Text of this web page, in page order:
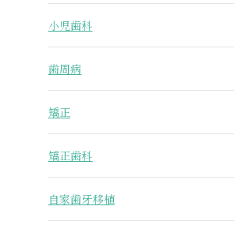
小児歯科
歯周病
矯正
矯正歯科
自家歯牙移植